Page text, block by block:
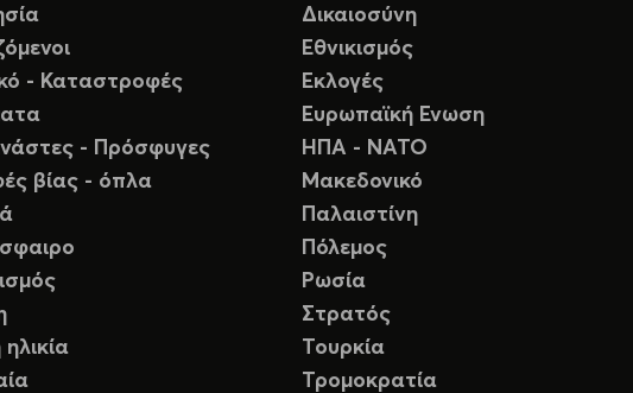
- Καταστροφές
- Πρόσφυγες
βίας - όπλα
ηλικία
Δικαιοσύνη
Εθνικισμός
Εκλογές
Ευρωπαϊκή Ενωση
ΗΠΑ - ΝΑΤΟ
Μακεδονικό
Παλαιστίνη
Πόλεμος
Ρωσία
Στρατός
Τουρκία
Τρομοκρατία